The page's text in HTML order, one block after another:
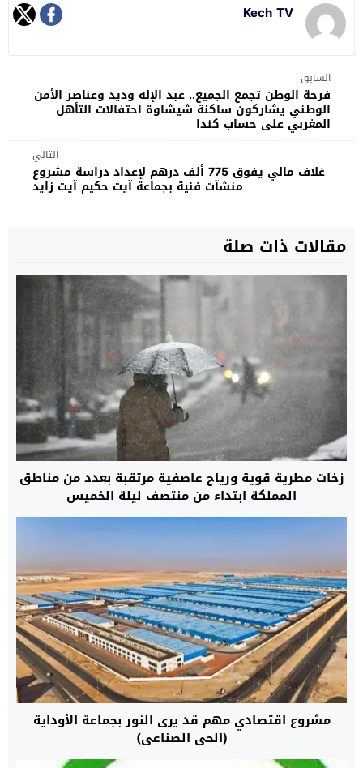
Kech TV
السابق
فرحة الوطن تجمع الجميع.. عبد الإله وديد وعناصر الأمن
الوطني يشاركون ساكنة شيشاوة احتفالات التأهل
المغربي على حساب كندا
التالي
غلاف مالي يفوق 775 ألف درهم لإعداد دراسة مشروع
منشآت فنية بجماعة آيت حكيم آيت زايد
مقالات ذات صلة
زخات مطرية قوية ورياح عاصفية مرتقبة بعدد من مناطق
المملكة ابتداء من منتصف ليلة الخميس
مشروع اقتصادي مهم قد يرى النور بجماعة الأوداية
(الحي الصناعي)